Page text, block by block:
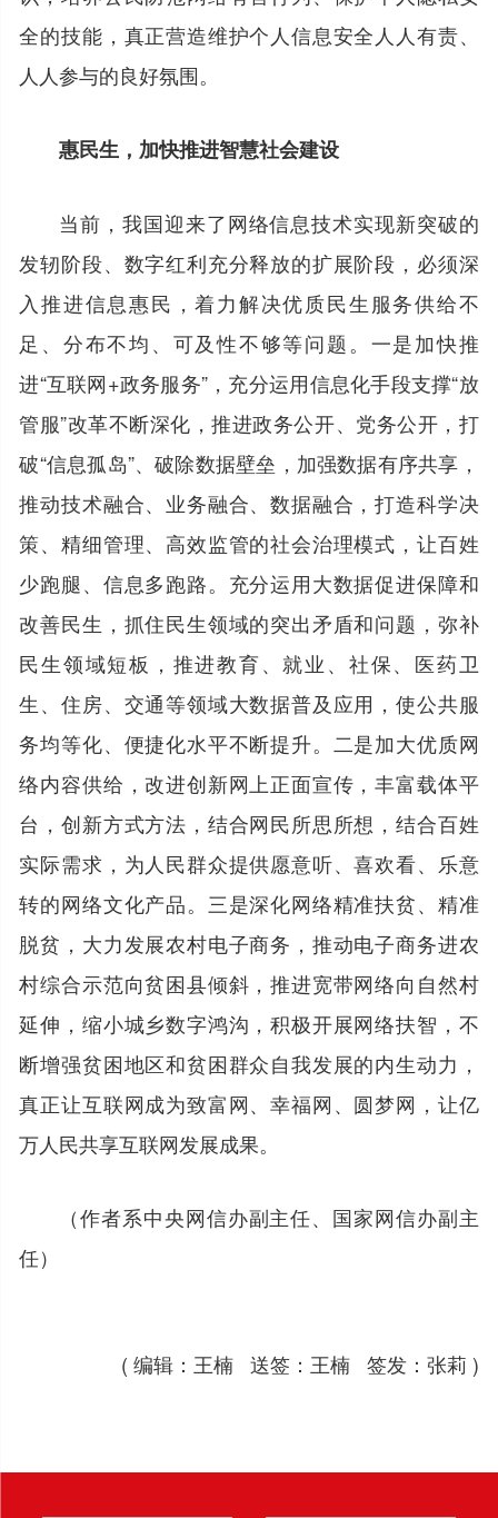
全的技能，真正营造维护个人信息安全人人有责、
人人参与的良好氛围。
惠民生，加快推进智慧社会建设
当前，我国迎来了网络信息技术实现新突破的
发轫阶段、数字红利充分释放的扩展阶段，必须深
入推进信息惠民，着力解决优质民生服务供给不
足、分布不均、可及性不够等问题。一是加快推
进“互联网+政务服务”，充分运用信息化手段支撑“放
管服”改革不断深化，推进政务公开、党务公开，打
破“信息孤岛”、破除数据壁垒，加强数据有序共享，
推动技术融合、业务融合、数据融合，打造科学决
策、精细管理、高效监管的社会治理模式，让百姓
少跑腿、信息多跑路。充分运用大数据促进保障和
改善民生，抓住民生领域的突出矛盾和问题，弥补
民生领域短板，推进教育、就业、社保、医药卫
生、住房、交通等领域大数据普及应用，使公共服
务均等化、便捷化水平不断提升。二是加大优质网
络内容供给，改进创新网上正面宣传，丰富载体平
台，创新方式方法，结合网民所思所想，结合百姓
实际需求，为人民群众提供愿意听、喜欢看、乐意
转的网络文化产品。三是深化网络精准扶贫、精准
脱贫，大力发展农村电子商务，推动电子商务进农
村综合示范向贫困县倾斜，推进宽带网络向自然村
延伸，缩小城乡数字鸿沟，积极开展网络扶智，不
断增强贫困地区和贫困群众自我发展的内生动力，
真正让互联网成为致富网、幸福网、圆梦网，让亿
万人民共享互联网发展成果。
（作者系中央网信办副主任、国家网信办副主
任）
( 编辑：王楠 送签：王楠 签发：张莉 )